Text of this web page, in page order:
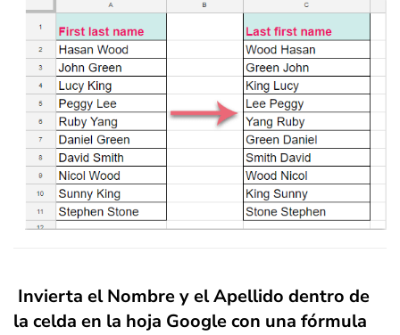
Invierta el Nombre y el Apellido dentro de
la celda en la hoja Google con una fórmula